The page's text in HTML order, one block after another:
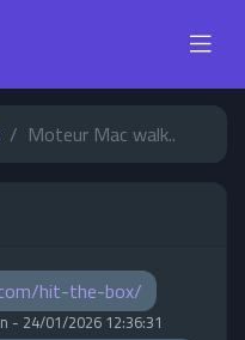
Moteur Mac walk..
hit-the-box/
- 24/01/2026 12:36:31